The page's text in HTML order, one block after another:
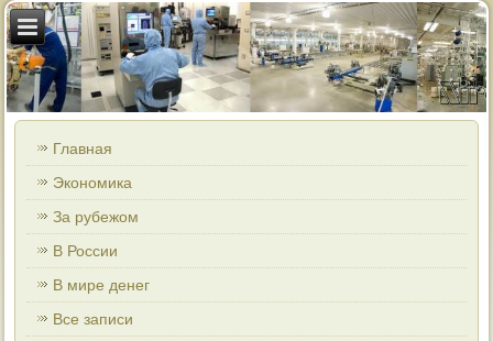
Главная
Экономика
За рубежом
В России
В мире денег
Все записи